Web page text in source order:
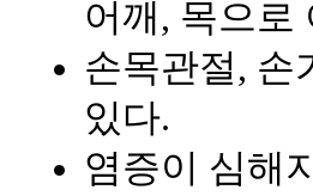
어깨, 목으로
손목관절, 손
있다.
염증이 심해